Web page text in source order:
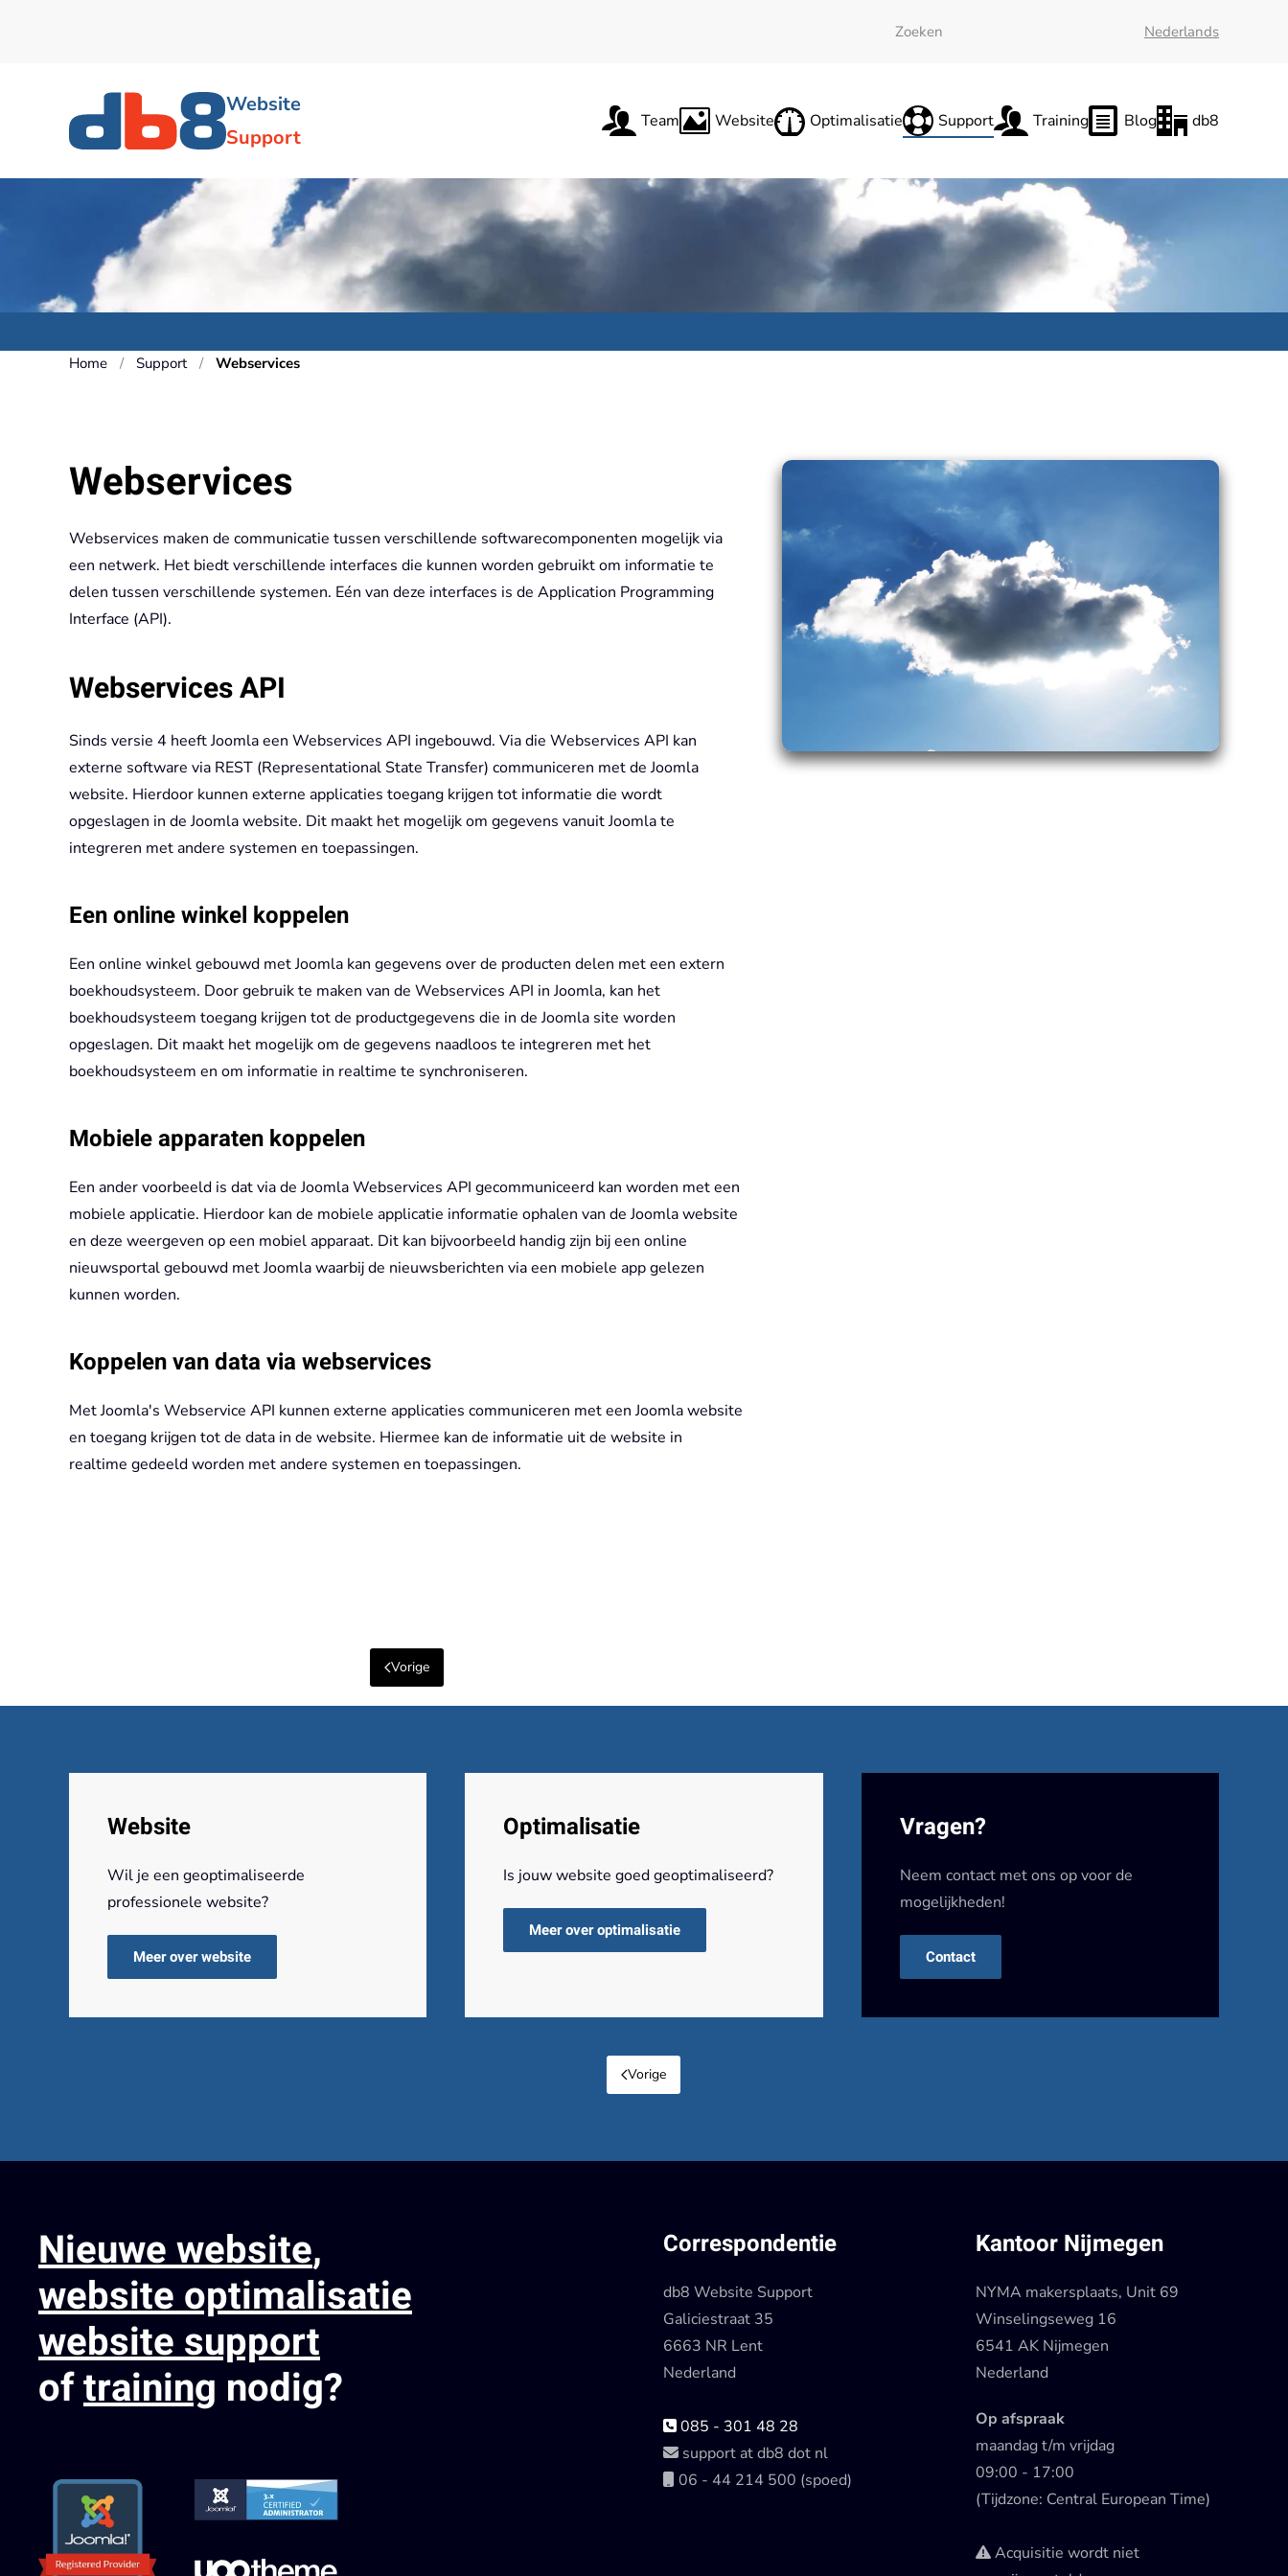
Nederlands
Website
Support
Team Website Optimalisatie Support Training Blog db8
Home Support Webservices
Webservices
Webservices maken de communicatie tussen verschillende softwarecomponenten mogelijk via
een netwerk. Het biedt verschillende interfaces die kunnen worden gebruikt om informatie te
delen tussen verschillende systemen. Eén van deze interfaces is de Application Programming
Interface (API).
Webservices API
Sinds versie 4 heeft Joomla een Webservices API ingebouwd. Via die Webservices API kan
externe software via REST (Representational State Transfer) communiceren met de Joomla
website. Hierdoor kunnen externe applicaties toegang krijgen tot informatie die wordt
opgeslagen in de Joomla website. Dit maakt het mogelijk om gegevens vanuit Joomla te
integreren met andere systemen en toepassingen.
Een online winkel koppelen
Een online winkel gebouwd met Joomla kan gegevens over de producten delen met een extern
boekhoudsysteem. Door gebruik te maken van de Webservices API in Joomla, kan het
boekhoudsysteem toegang krijgen tot de productgegevens die in de Joomla site worden
opgeslagen. Dit maakt het mogelijk om de gegevens naadloos te integreren met het
boekhoudsysteem en om informatie in realtime te synchroniseren.
Mobiele apparaten koppelen
Een ander voorbeeld is dat via de Joomla Webservices API gecommuniceerd kan worden met een
mobiele applicatie. Hierdoor kan de mobiele applicatie informatie ophalen van de Joomla website
en deze weergeven op een mobiel apparaat. Dit kan bijvoorbeeld handig zijn bij een online
nieuwsportal gebouwd met Joomla waarbij de nieuwsberichten via een mobiele app gelezen
kunnen worden.
Koppelen van data via webservices
Met Joomla's Webservice API kunnen externe applicaties communiceren met een Joomla website
en toegang krijgen tot de data in de website. Hiermee kan de informatie uit de website in
realtime gedeeld worden met andere systemen en toepassingen.
Vorige
Website
Wil je een geoptimaliseerde
professionele website?
Meer over website
Optimalisatie
Is jouw website goed geoptimaliseerd?
Meer over optimalisatie
Vragen?
Neem contact met ons op voor de
mogelijkheden!
Contact
Vorige
Nieuwe website,
website optimalisatie
website support
oftraining nodig?
Correspondentie
db8 Website Support
Galiciestraat 35
6663 NR Lent
Nederland
085 - 301 48 28
support at db8 dot nl
06 - 44 214 500 (spoed)
Kantoor Nijmegen
NYMA makersplaats, Unit 69
Winselingseweg 16
6541 AK Nijmegen
Nederland
Op afspraak
maandag t/m vrijdag
09:00 - 17:00
(Tijdzone: Central European Time)
Acquisitie wordt niet